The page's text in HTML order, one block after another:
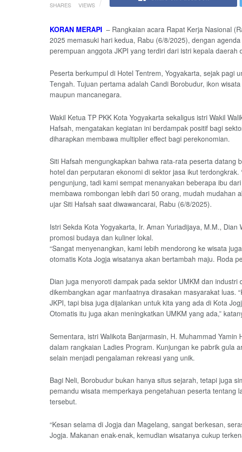
SHARES VIEWS
KORAN MERAPI – Rangkaian acara Rapat Kerja Nasional
2025 memasuki hari kedua, Rabu (6/8/2025), dengan
perempuan anggota JKPI yang terdiri dari istri kepala
Peserta berkumpul di Hotel Tentrem, Yogyakarta, sejak pagi
Tengah. Tujuan pertama adalah Candi Borobudur, ikon
maupun mancanegara.
Wakil Ketua TP PKK Kota Yogyakarta sekaligus istri Wakil
Hafsah, mengatakan kegiatan ini berdampak positif bagi
diharapkan membawa multiplier effect bagi perekonomian.
Siti Hafsah mengungkapkan bahwa rata-rata peserta datang
hotel dan perputaran ekonomi di sektor jasa ikut
pengunjung, tadi kami sempat menanyakan beberapa ibu
membawa rombongan lebih dari 50 orang, mudah mudahan
ujar Siti Hafsah saat diwawancarai, Rabu (6/8/2025).
Istri Sekda Kota Yogyakarta, Ir. Aman Yuriadijaya, M.M.,
promosi budaya dan kuliner lokal.
“Sangat menyenangkan, kami lebih mendorong ke wisata
otomatis Kota Jogja wisatanya akan bertambah maju. Roda
Dian juga menyoroti dampak pada sektor UMKM dan
dikembangkan agar manfaatnya dirasakan masyarakat luas.
JKPI, tapi bisa juga dijalankan untuk kita yang ada di Kota
Otomatis itu juga akan meningkatkan UMKM yang ada,”
Sementara, istri Walikota Banjarmasin, H. Muhammad
dalam rangkaian Ladies Program. Kunjungan ke pabrik gula
selain menjadi pengalaman rekreasi yang unik.
Bagi Neli, Borobudur bukan hanya situs sejarah, tetapi juga
pemandu wisata memperkaya pengetahuan peserta tentang
tersebut.
“Kesan selama di Jogja dan Magelang, sangat berkesan,
Jogja. Makanan enak-enak, kemudian wisatanya cukup